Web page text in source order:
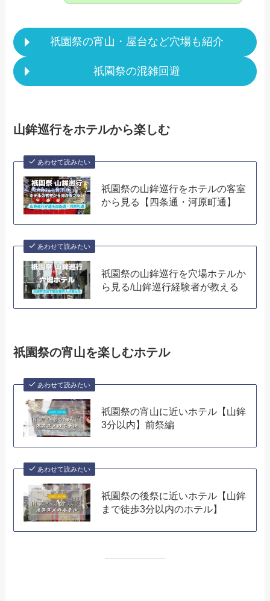
祇園祭の宵山・屋台など穴場も紹介
祇園祭の混雑回避
山鉾巡行をホテルから楽しむ
あわせて読みたい
祇園祭の山鉾巡行をホテルの客室
から見る【四条通・河原町通】
あわせて読みたい
祇園祭の山鉾巡行を穴場ホテルか
ら見る/山鉾巡行経験者が教える
祇園祭の宵山を楽しむホテル
あわせて読みたい
祇園祭の宵山に近いホテル【山鉾
3分以内】前祭編
あわせて読みたい
祇園祭の後祭に近いホテル【山鉾
まで徒歩3分以内のホテル】